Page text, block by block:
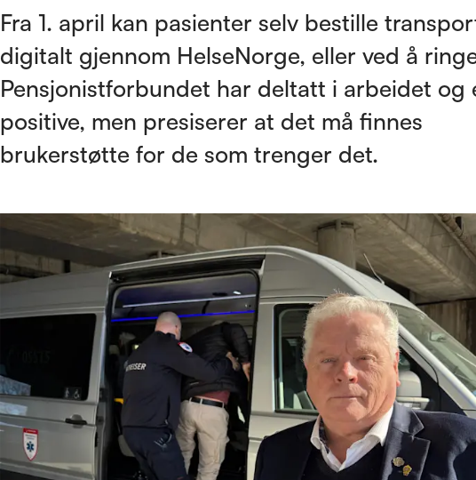
Fra 1. april kan pasienter selv bestille
digitalt gjennom HelseNorge, eller ved å
Pensjonistforbundet har deltatt i arbeidet og
positive, men presiserer at det må finnes
brukerstøtte for de som trenger det.